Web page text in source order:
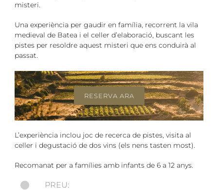
misteri.
Una experiència per gaudir en família, recorrent la vila
medieval de Batea i el celler d’elaboració, buscant les
pistes per resoldre aquest misteri que ens conduirà al
passat.
RESERVA ARA
L’experiència inclou joc de recerca de pistes, visita al
celler i degustació de dos vins (els nens tasten most).
Recomanat per a famílies amb infants de 6 a 12 anys.
PREU: